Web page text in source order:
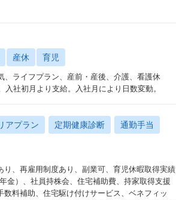
産休 育児
、ライフプラン、産前・産後、介護、看護休
社初月より支給。入社月により日数変動。
アプラン 定期健康診断 通勤手当
、再雇用制度あり、副業可、育児休暇取得実績
金）、社員持株会、住宅補助費、持家取得支援
料補助、住宅駆け付けサービス、ベネフィッ